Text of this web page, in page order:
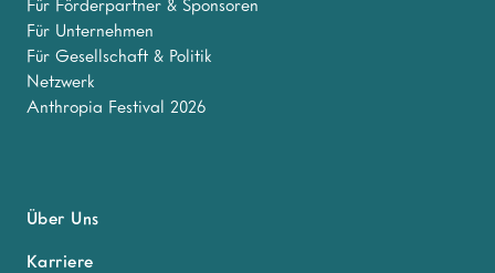
Für Förderpartner & Sponsoren
Für Unternehmen
Für Gesellschaft & Politik
Netzwerk
Anthropia Festival 2026
Über Uns
Karriere